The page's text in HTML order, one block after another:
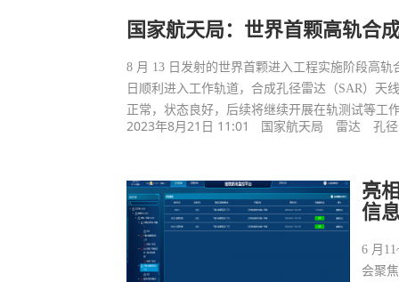
国家航天局：世界首颗高轨合
8 月 13 日发射的世界首颗进入工程实施阶段高
日顺利进入工作轨道，合成孔径雷达（SAR）天
正常，状态良好，后续将继续开展在轨测试等工
2023年8月21日 11:01 国家航天局 雷达 孔径
亮
信
6 月
会聚